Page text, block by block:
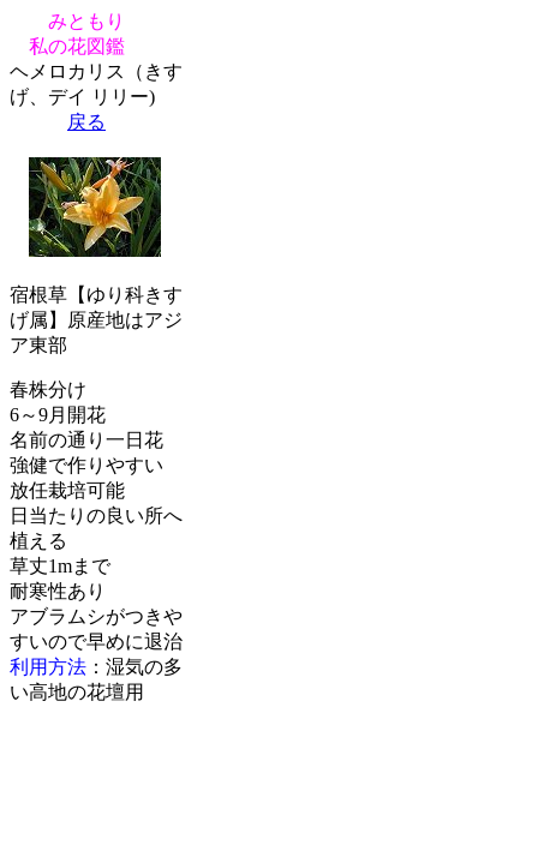
みともり
私の花図鑑
ヘメロカリス（きす
げ、デイ リリー)
戻る
宿根草【ゆり科きす
げ属】原産地はアジ
ア東部
春株分け
6～9月開花
名前の通り一日花
強健で作りやすい
放任栽培可能
日当たりの良い所へ
植える
草丈1mまで
耐寒性あり
アブラムシがつきや
すいので早めに退治
利用方法 ：湿気の多
い高地の花壇用